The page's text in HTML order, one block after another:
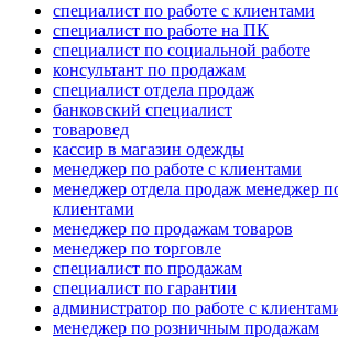
специалист по работе с клиентами
специалист по работе на ПК
специалист по социальной работе
консультант по продажам
специалист отдела продаж
банковский специалист
товаровед
кассир в магазин одежды
менеджер по работе с клиентами
менеджер отдела продаж менеджер
клиентами
менеджер по продажам товаров
менеджер по торговле
специалист по продажам
специалист по гарантии
администратор по работе с
менеджер по розничным продажам